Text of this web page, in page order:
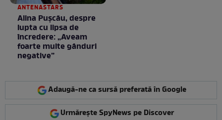
ANTENASTARS
Alina Pușcău, despre
lupta cu lipsa de
încredere: „Aveam
foarte multe gânduri
negative”
Adaugă-ne ca sursă preferată în Google
Urmărește SpyNews pe Discover